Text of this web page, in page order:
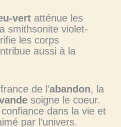
vert atténue les
smithsonite violet-
les corps
aussi à la
de l’abandon, la
soigne le coeur.
dans la vie et
par l’univers.